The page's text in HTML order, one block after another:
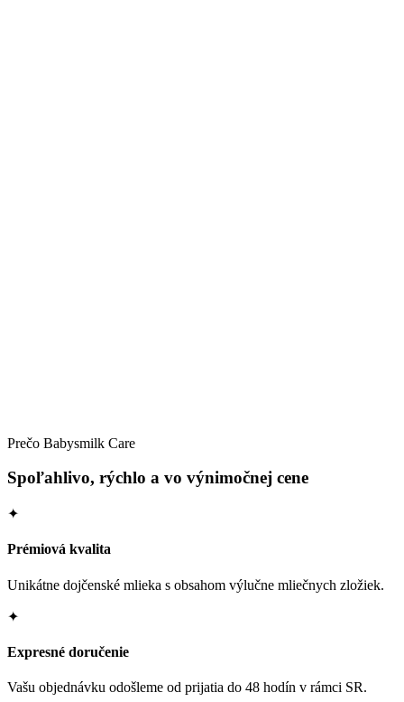
Detail →
Prečo Babysmilk Care
Spoľahlivo, rýchlo a vo výnimočnej cene
✦
Prémiová kvalita
Unikátne dojčenské mlieka s obsahom výlučne mliečnych zložiek.
✦
Expresné doručenie
Vašu objednávku odošleme od prijatia do 48 hodín v rámci SR.